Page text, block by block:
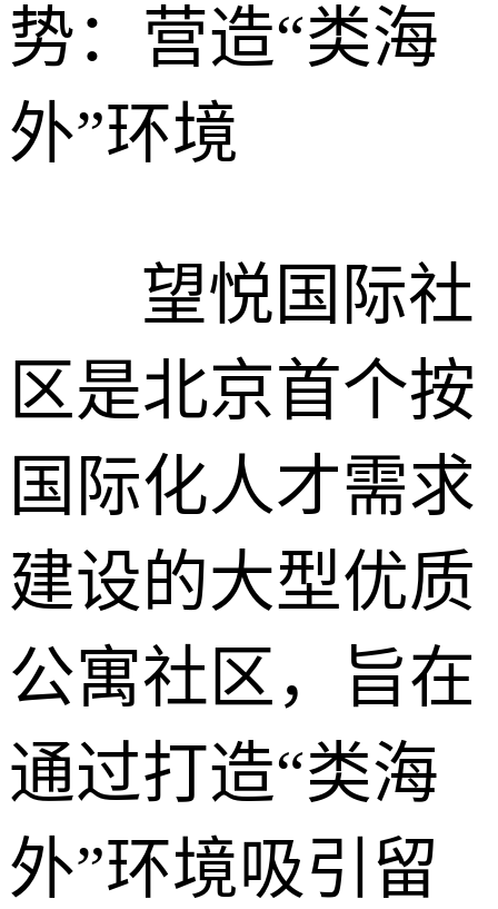
势：营造“类海
外”环境
望悦国际社
区是北京首个按
国际化人才需求
建设的大型优质
公寓社区，旨在
通过打造“类海
外”环境吸引留